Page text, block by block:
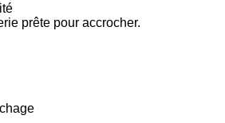
prête pour accrocher.